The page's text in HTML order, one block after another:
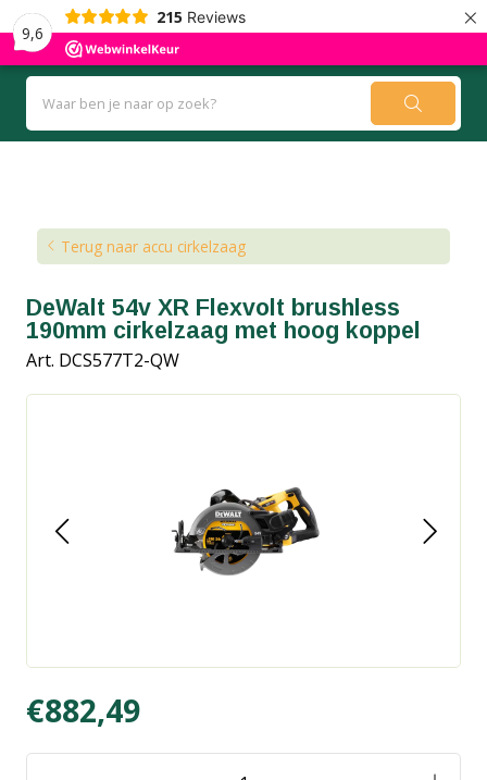
9,6
215 Reviews ×
Terug naar accu cirkelzaag
DeWalt 54v XR Flexvolt brushless
190mm cirkelzaag met hoog koppel
Art. DCS577T2-QW
€882,49